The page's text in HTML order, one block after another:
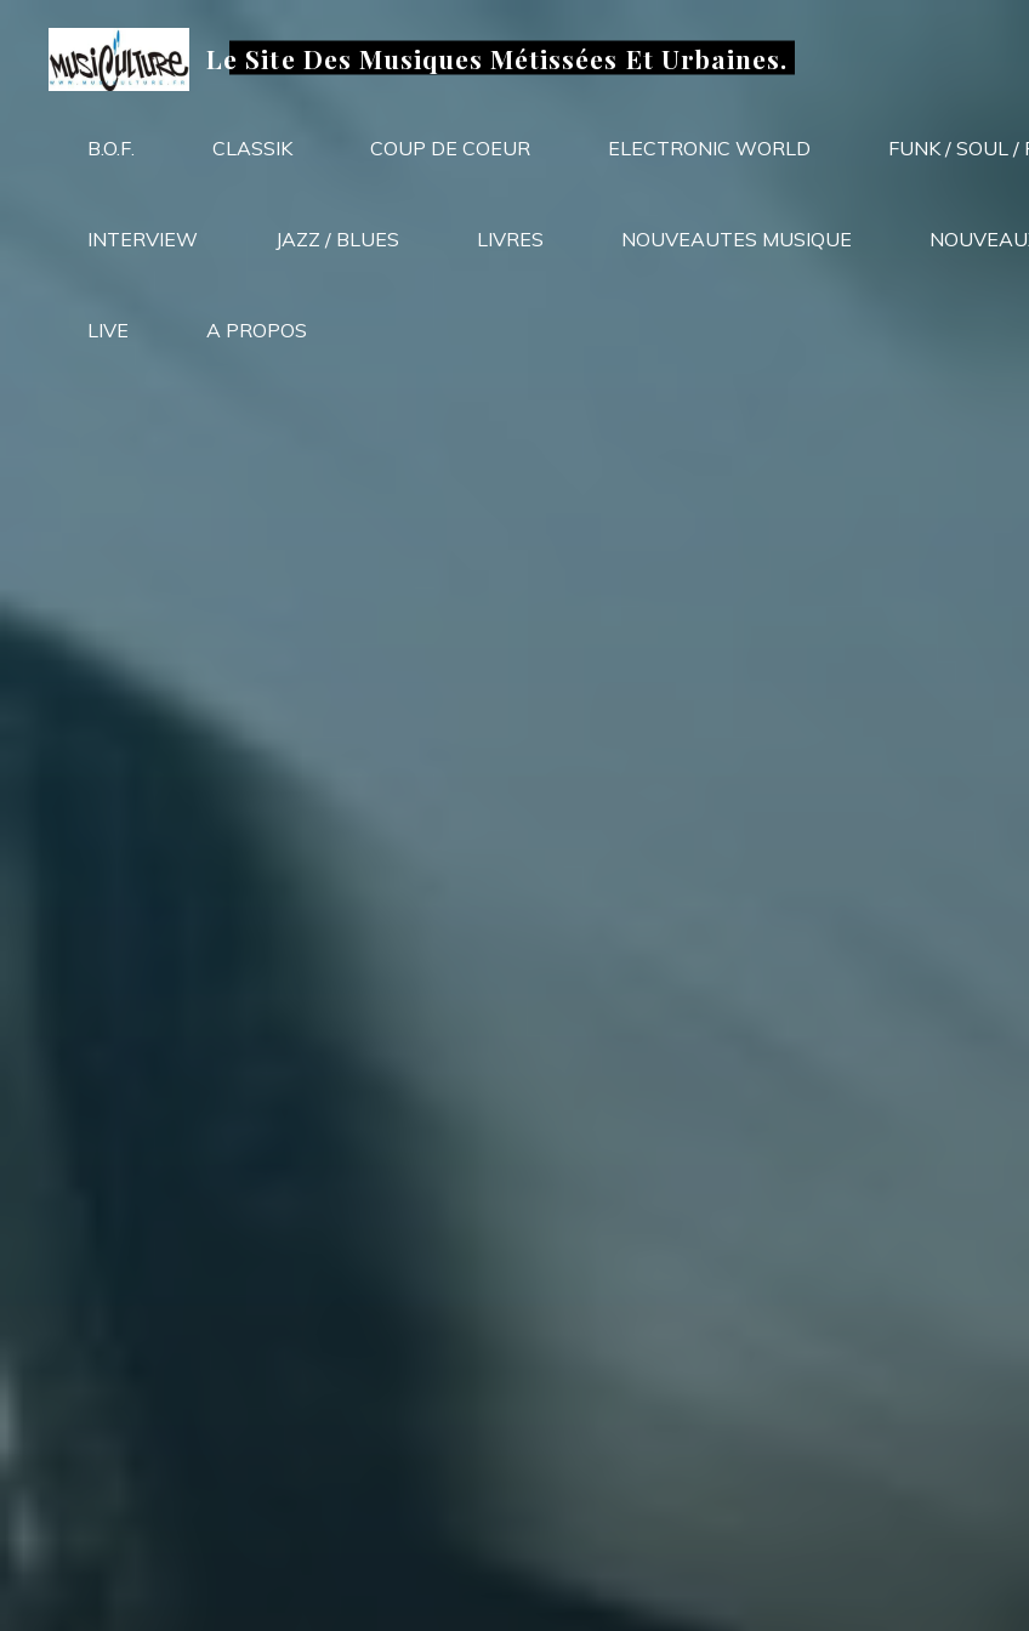
contenu
Le Site Des Musiques Métissées Et Urbaines.
B.O.F. CLASSIK COUP DE COEUR ELECTRONIC WORLD FUNK / SOUL /
INTERVIEW JAZZ / BLUES LIVRES NOUVEAUTES MUSIQUE
LIVE A PROPOS